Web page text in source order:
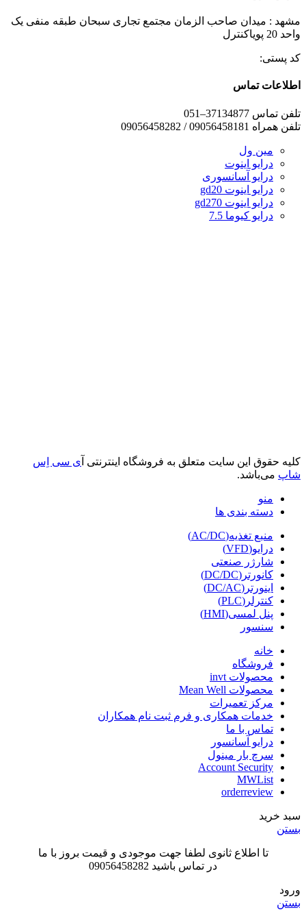
مشهد : میدان صاحب الزمان مجتمع تجاری سبحان طبقه منفی یک
واحد 20 پویاکنترل
کد پستی:
اطلاعات تماس
تلفن تماس 37134877–051
تلفن همراه 09056458181 / 09056458282
مین ول
درایو اینوت
درایو آسانسوری
درایو اینوت gd20
درایو اینوت gd270
درایو کیوما 7.5
کلیه حقوق این سایت متعلق به فروشگاه اینترنتی آ ی سی اِس
شاپ می‌باشد.
منو
دسته بندی ها
منبع تغذیه(AC/DC)
درایو(VFD)
شارژر صنعتی
کانورتر(DC/DC)
اینورتر(DC/AC)
کنترلر(PLC)
پنل لمسی(HMI)
سنسور
خانه
فروشگاه
محصولات invt
محصولات Mean Well
مرکز تعمیرات
خدمات همکاری و فرم ثبت نام همکاران
تماس با ما
درایو آسانسور
سرچ بار مینول
Account Security
MWList
orderreview
سبد خرید
بستن
تا اطلاع ثانوی لطفا جهت موجودی و قیمت بروز با ما
در تماس باشید 09056458282
ورود
بستن